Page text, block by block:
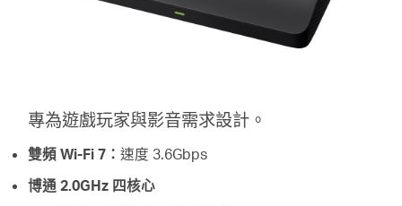
專為遊戲玩家與影音需求設計。
雙頻 Wi-Fi 7：速度 3.6Gbps
博通 2.0GHz 四核心